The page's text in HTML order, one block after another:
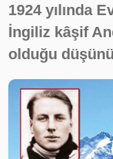
1924 yılında
İngiliz kâşif
olduğu